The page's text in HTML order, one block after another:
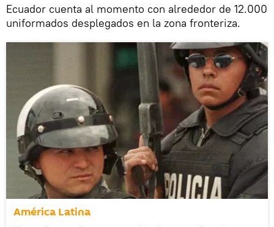
Ecuador cuenta al momento con alrededor de 12.000
uniformados desplegados en la zona fronteriza.
América Latina